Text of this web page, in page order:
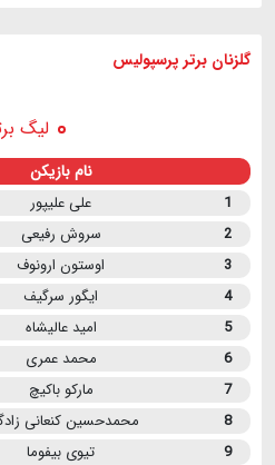
گلزنان برتر پرسپولیس
لیگ
نام بازیکن
1 علی علیپور
2
سروش رفیعی
3
اوستون ارونوف
4
ایگور سرگیف
5
امید عالیشاه
6
محمد عمری
7
مارکو باکیچ
8
محمدحسین کنعانی
9
تیوی بیفوما